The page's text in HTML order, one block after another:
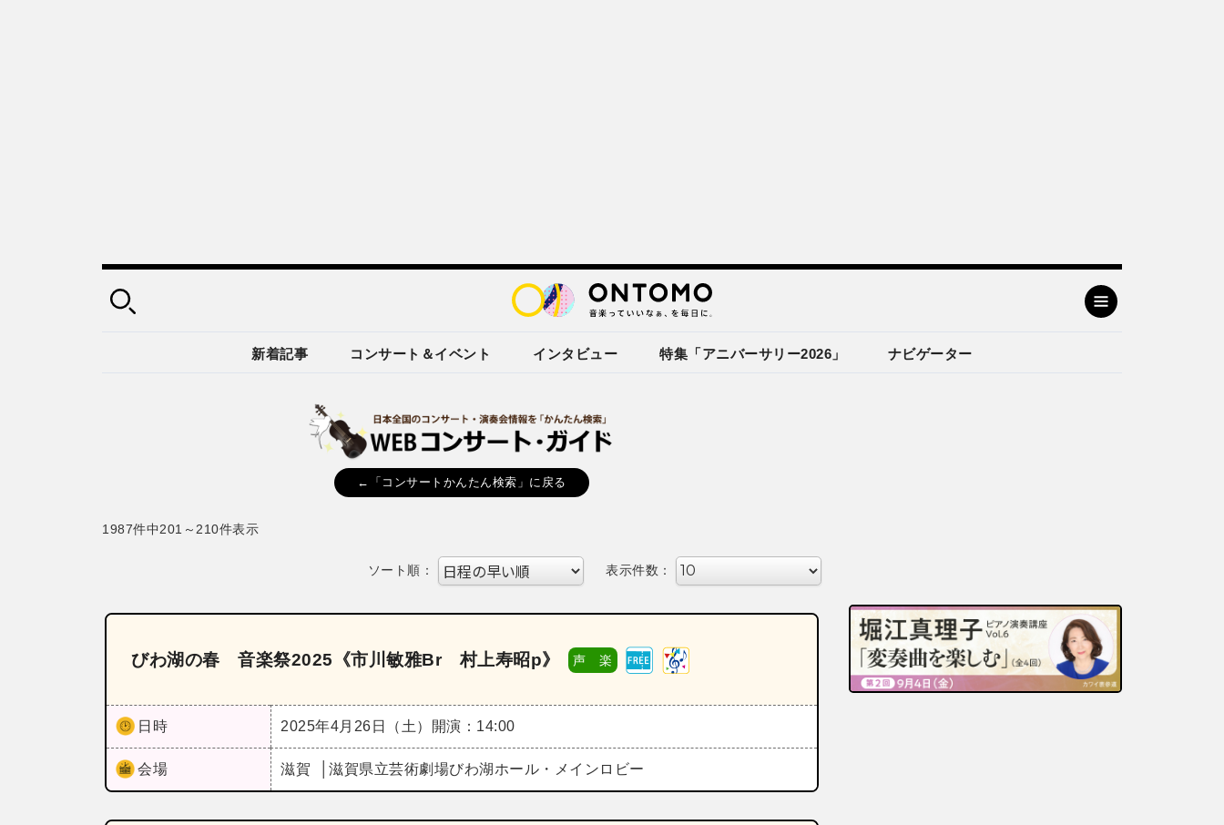
新着記事 コンサート＆イベント インタビュー 特集「アニバーサリー2026」 ナビゲーター
←「コンサートかんたん検索」に戻る
1987件中201～210件表示
ソート順： 表示件数：
びわ湖の春 音楽祭2025《市川敏雅Br 村上寿昭p》 声 楽
日時 2025年4月26日（土） 開演：14:00
会場 滋賀 滋賀県立芸術劇場びわ湖ホール・メインロビー